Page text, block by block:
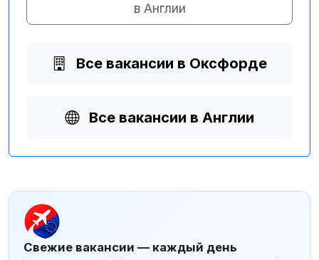
в Англии
Все вакансии в Оксфорде
Все вакансии в Англии
Свежие вакансии — каждый день